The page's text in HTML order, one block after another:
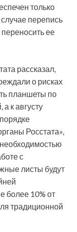
только
перепись
переносить ее
рассказал,
о рисках
планшеты по
к августу
Росстата»,
с
листы будут
более 10% от
традиционной